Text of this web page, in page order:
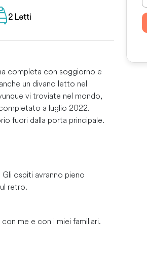
2 Letti
completa con soggiorno e
un divano letto nel
vi troviate nel mondo,
a luglio 2022.
fuori dalla porta principale.
ospiti avranno pieno
retro.
me e con i miei familiari.